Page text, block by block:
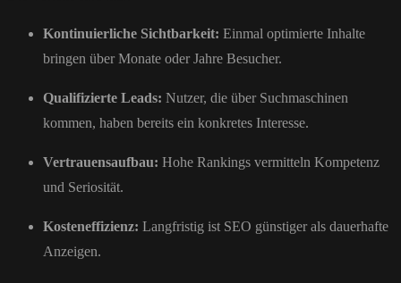
Kontinuierliche Sichtbarkeit: Einmal optimierte Inhalte
bringen über Monate oder Jahre Besucher.
Qualifizierte Leads: Nutzer, die über Suchmaschinen
kommen, haben bereits ein konkretes Interesse.
Vertrauensaufbau: Hohe Rankings vermitteln Kompetenz
und Seriosität.
Kosteneffizienz: Langfristig ist SEO günstiger als dauerhafte
Anzeigen.